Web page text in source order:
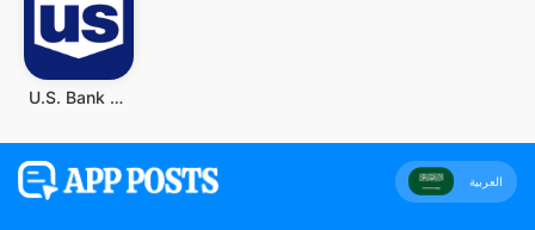
U.S. Bank Mobile Banking
العربية